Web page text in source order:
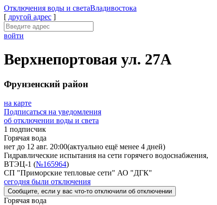
Отключения воды и светаВладивостока
[ другой адрес ]
войти
Верхнепортовая ул. 27А
Фрунзенский район
на карте
Подписаться на уведомления
об отключении воды и света
1 подписчик
Горячая вода
нет до 12 авг. 20:00(актуально ещё менее 4 дней)
Гидравлические испытания на сети горячего водоснабжения,
ВТЭЦ-1 (№165964)
СП "Приморские тепловые сети" АО "ДГК"
сегодня были отключения
Сообщите , если у вас что-то отключили об отключении
Горячая вода